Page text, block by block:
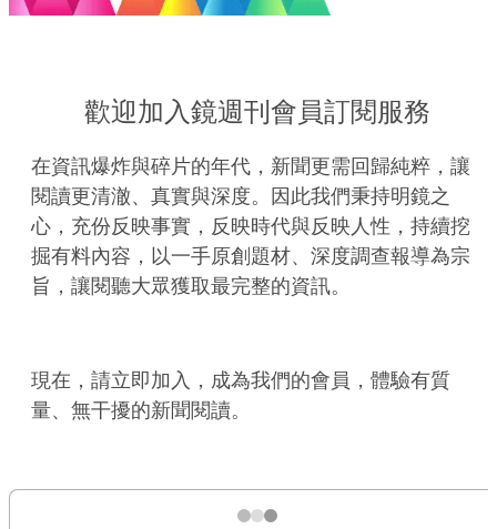
歡迎加入鏡週刊會員訂閱服務
在資訊爆炸與碎片的年代，新聞更需回歸純粹，讓
閱讀更清澈、真實與深度。因此我們秉持明鏡之
心，充份反映事實，反映時代與反映人性，持續挖
掘有料內容，以一手原創題材、深度調查報導為宗
旨，讓閱聽大眾獲取最完整的資訊。
現在，請立即加入，成為我們的會員，體驗有質
量、無干擾的新聞閱讀。